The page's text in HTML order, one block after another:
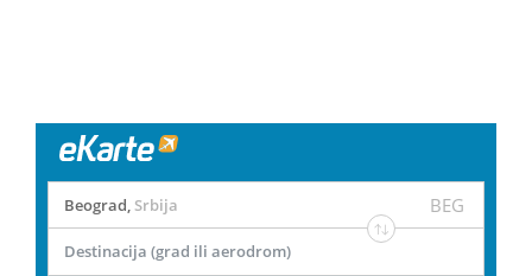
Beograd, Srbija BEG
Destinacija (grad ili aerodrom)